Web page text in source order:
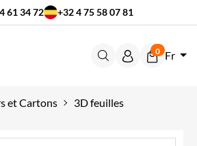
61 34 72 +32 4 75 58 07 81
0 Fr
et Cartons 3D feuilles